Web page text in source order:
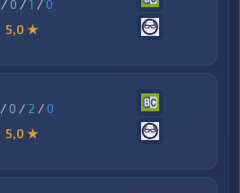
/ 0 /1 /0
5,0 ★
/ 0 / 2 /0
5,0 ★